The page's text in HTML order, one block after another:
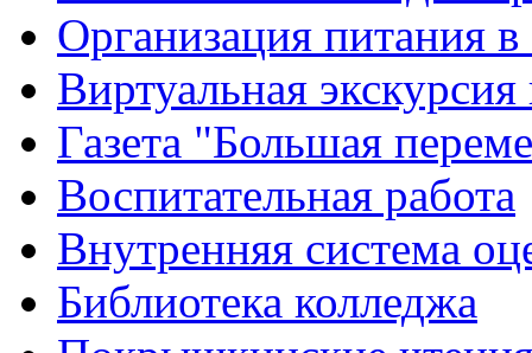
Организация питания в
Виртуальная
Газета "Большая
Воспитательная работа
Внутренняя система
Библиотека колледжа